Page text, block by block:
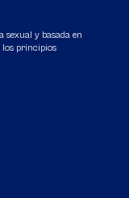
sexual y basada en
los principios